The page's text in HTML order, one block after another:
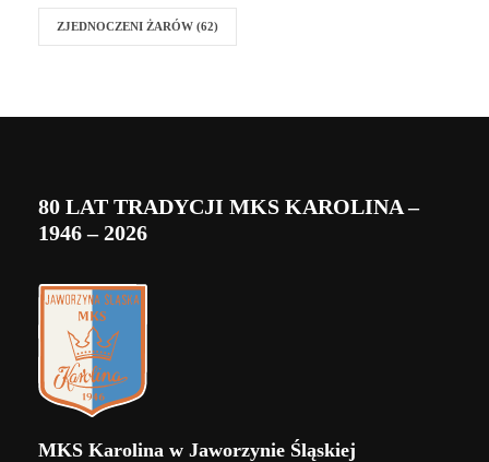
ZJEDNOCZENI ŻARÓW (62)
80 LAT TRADYCJI MKS KAROLINA –
1946 – 2026
MKS Karolina w Jaworzynie Śląskiej